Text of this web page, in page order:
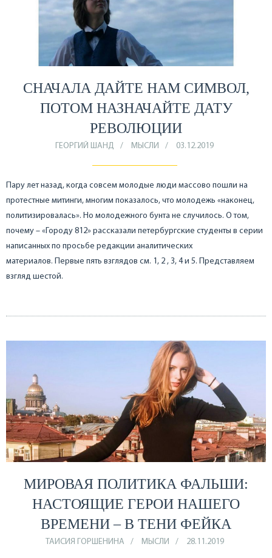
СНАЧАЛА ДАЙТЕ НАМ СИМВОЛ,
ПОТОМ НАЗНАЧАЙТЕ ДАТУ
РЕВОЛЮЦИИ
ГЕОРГИЙ ШАНД МЫСЛИ 03.12.2019
Пару лет назад, когда совсем молодые люди массово пошли на
протестные митинги, многим показалось, что молодежь «наконец,
политизировалась». Но молодежного бунта не случилось. О том,
почему – «Городу 812» рассказали петербургские студенты в серии
написанных по просьбе редакции аналитических
материалов. Первые пять взглядов см. 1, 2 , 3, 4 и 5. Представляем
взгляд шестой.
МИРОВАЯ ПОЛИТИКА ФАЛЬШИ:
НАСТОЯЩИЕ ГЕРОИ НАШЕГО
ВРЕМЕНИ – В ТЕНИ ФЕЙКА
ТАИСИЯ ГОРШЕНИНА МЫСЛИ 28.11.2019